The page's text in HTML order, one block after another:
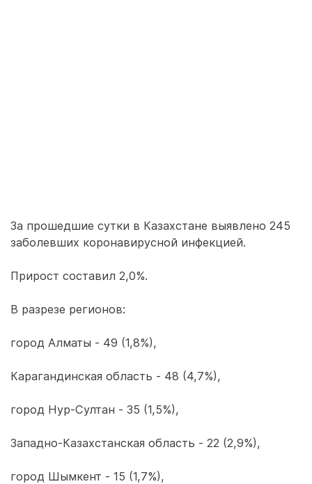
За прошедшие сутки в Казахстане выявлено 245
заболевших коронавирусной инфекцией.
Прирост составил 2,0%.
В разрезе регионов:
город Алматы - 49 (1,8%),
Карагандинская область - 48 (4,7%),
город Нур-Султан - 35 (1,5%),
Западно-Казахстанская область - 22 (2,9%),
город Шымкент - 15 (1,7%),